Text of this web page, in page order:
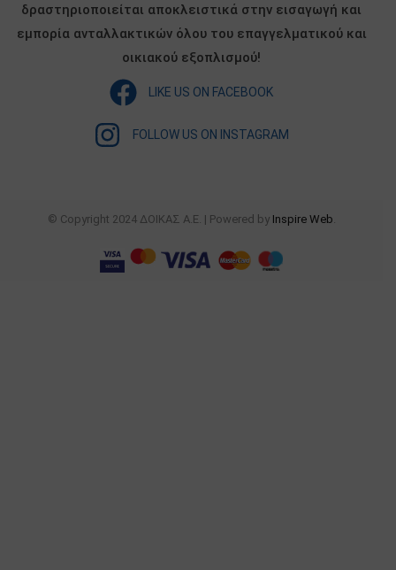
δραστηριοποιείται αποκλειστικά στην εισαγωγή και
εμπορία ανταλλακτικών όλου του επαγγελματικού και
οικιακού εξοπλισμού!
LIKE US ON FACEBOOK
FOLLOW US ON INSTAGRAM
© Copyright 2024 ΔΟΙΚΑΣ Α.Ε. | Powered by Inspire Web.